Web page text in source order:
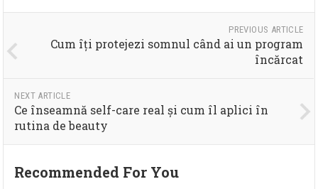
PREVIOUS ARTICLE
Cum îți protejezi somnul când ai un program
încărcat
NEXT ARTICLE
Ce înseamnă self-care real și cum îl aplici în
rutina de beauty
Recommended For You